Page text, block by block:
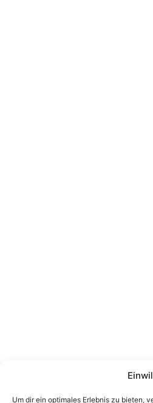
Um dir ein optimales Erlebnis zu bieten,